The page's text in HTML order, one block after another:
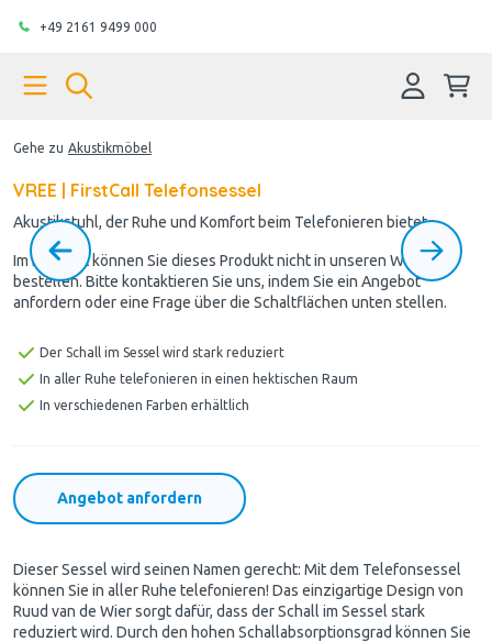
+49 2161 9499 000
Gehe zu Akustikmöbel
VREE | FirstCall Telefonsessel
Akustikstuhl, der Ruhe und Komfort beim Telefonieren bietet
Im Moment können Sie dieses Produkt nicht in unseren Webshop
bestellen. Bitte kontaktieren Sie uns, indem Sie ein Angebot
anfordern oder eine Frage über die Schaltflächen unten stellen.
Der Schall im Sessel wird stark reduziert
In aller Ruhe telefonieren in einen hektischen Raum
In verschiedenen Farben erhältlich
Angebot anfordern
Dieser Sessel wird seinen Namen gerecht: Mit dem Telefonsessel
können Sie in aller Ruhe telefonieren! Das einzigartige Design von
Ruud van de Wier sorgt dafür, dass der Schall im Sessel stark
reduziert wird. Durch den hohen Schallabsorptionsgrad können Sie